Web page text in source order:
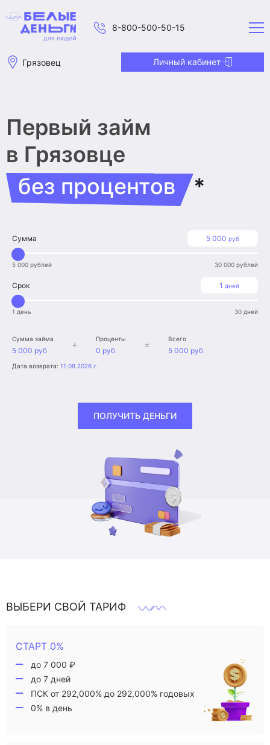
8-800-500-50-15
Грязовец Личный кабинет
Первый займ
в Грязовце
без процентов
*
5 000 руб
Сумма
5 000 рублей 30 000 рублей
1 дней
Срок
1 день 30 дней
Сумма займа
5 000 руб
+ Проценты
0 руб
= Всего
5 000 руб
Дата возврата: 11.08.2026 г.
ПОЛУЧИТЬ ДЕНЬГИ
ВЫБЕРИ СВОЙ ТАРИФ
СТАРТ 0%
до 7 000 ₽
до 7 дней
ПСК от 292,000% до 292,000% годовых
0% в день